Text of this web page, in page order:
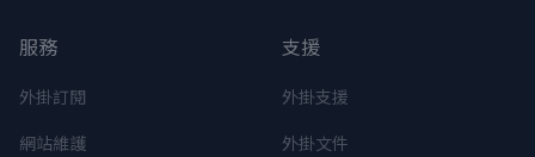
服務
外掛訂閱
網站維護
支援
外掛支援
外掛文件